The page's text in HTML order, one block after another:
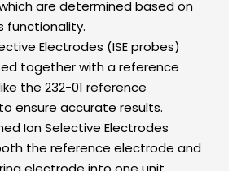
which are determined based on
functionality.
Electrodes (ISE probes)
together with a reference
the 232-01 reference
ensure accurate results.
Ion Selective Electrodes
the reference electrode and